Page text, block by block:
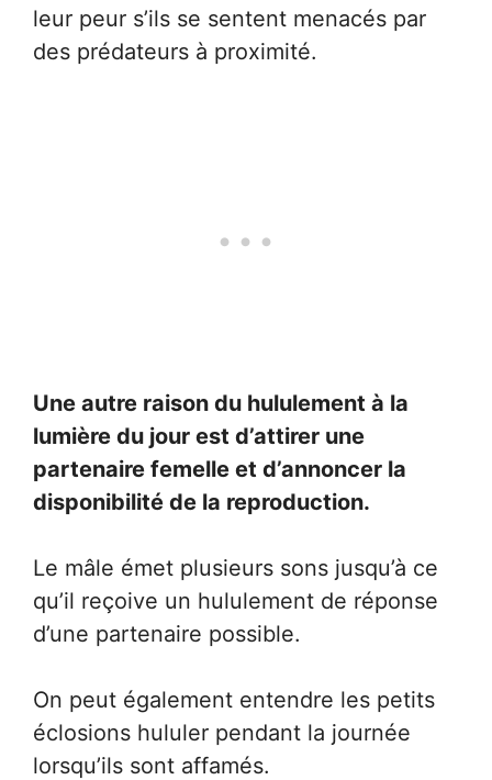
leur peur s’ils se sentent menacés par
des prédateurs à proximité.
Une autre raison du hululement à la
lumière du jour est d’attirer une
partenaire femelle et d’annoncer la
disponibilité de la reproduction.
Le mâle émet plusieurs sons jusqu’à ce
qu’il reçoive un hululement de réponse
d’une partenaire possible.
On peut également entendre les petits
éclosions hululer pendant la journée
lorsqu’ils sont affamés.